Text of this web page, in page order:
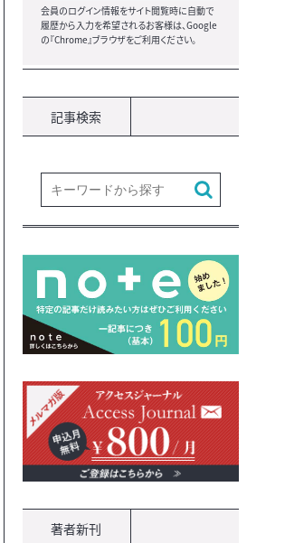
会員のログイン情報をサイト閲覧時に自動で
履歴から入力を希望されるお客様は、Google
の『Chrome』ブラウザをご利用ください。
記事検索
著者新刊